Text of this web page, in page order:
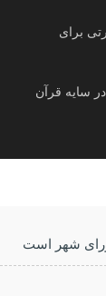
برای
سایه قرآن
شهر است